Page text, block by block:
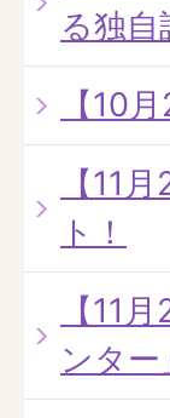
る独自
【10
【11
ト！
【11
ンタ